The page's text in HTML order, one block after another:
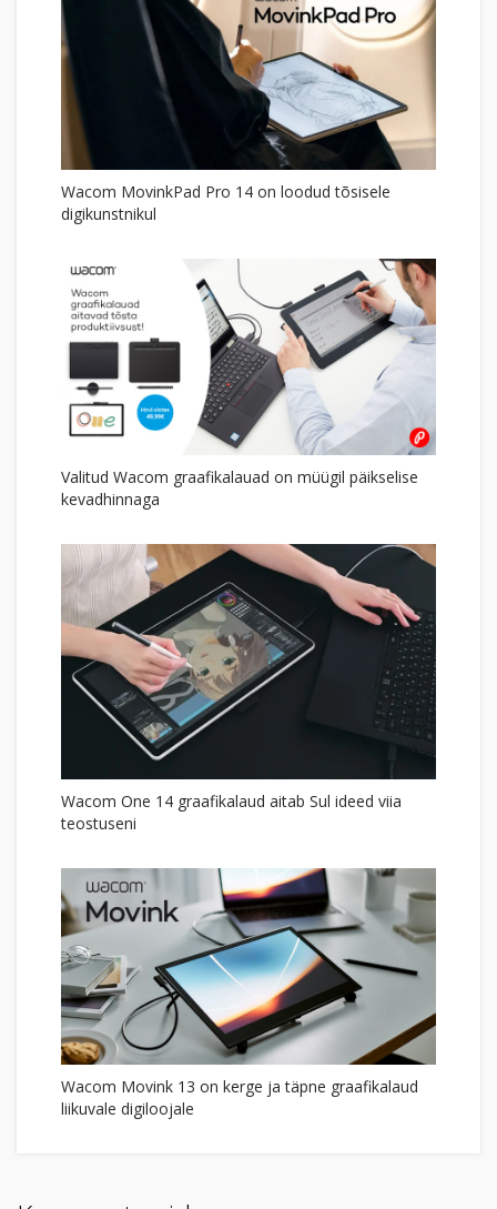
Wacom MovinkPad Pro 14 on loodud tõsisele
digikunstnikul
Valitud Wacom graafikalauad on müügil päikselise
kevadhinnaga
Wacom One 14 graafikalaud aitab Sul ideed viia
teostuseni
Wacom Movink 13 on kerge ja täpne graafikalaud
liikuvale digiloojale